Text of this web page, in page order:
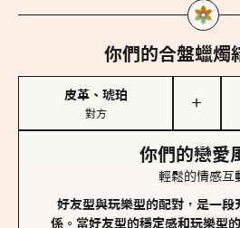
你們的合盤蠟燭
皮革、琥珀
對方
＋
你們的戀愛
輕鬆的情感互
好友型與玩樂型的配對，是一段
係。當好友型的穩定感和玩樂型